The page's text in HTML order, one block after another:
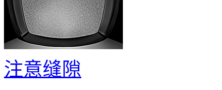
注意缝隙